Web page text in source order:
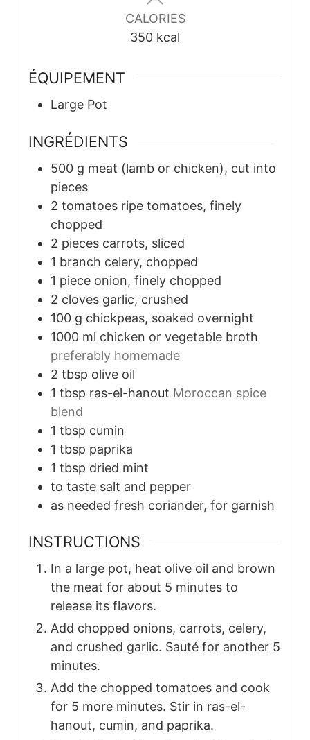
CALORIES
350 kcal
ÉQUIPEMENT
Large Pot
INGRÉDIENTS
500 g meat (lamb or chicken), cut into
pieces
2 tomatoes ripe tomatoes, finely
chopped
2 pieces carrots, sliced
1 branch celery, chopped
1 piece onion, finely chopped
2 cloves garlic, crushed
100 g chickpeas, soaked overnight
1000 ml chicken or vegetable broth
preferably homemade
2 tbsp olive oil
1 tbsp ras-el-hanout Moroccan spice
blend
1 tbsp cumin
1 tbsp paprika
1 tbsp dried mint
to taste salt and pepper
as needed fresh coriander, for garnish
INSTRUCTIONS
In a large pot, heat olive oil and brown
the meat for about 5 minutes to
release its flavors.
Add chopped onions, carrots, celery,
and crushed garlic. Sauté for another 5
minutes.
Add the chopped tomatoes and cook
for 5 more minutes. Stir in ras-el-
hanout, cumin, and paprika.